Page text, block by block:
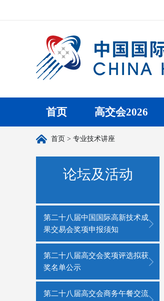
首页 高交会2026
首页 > 专业技术讲座
论坛及活动
第二十八届中国国际高新技术成
果交易会奖项申报须知
第二十八届高交会奖项评选拟获
奖名单公示
第二十八届高交会商务午餐交流